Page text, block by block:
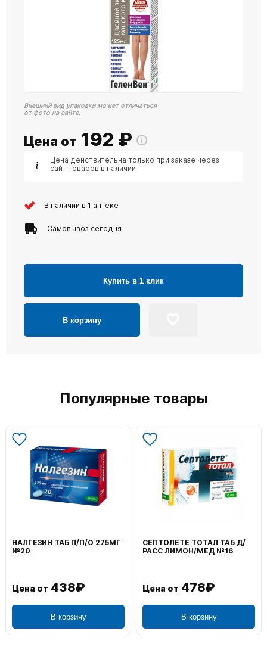
Внешний вид упаковки может отличаться
от фото на сайте.
Цена от 192 ₽
Цена действительна только при заказе через
сайт товаров в наличии
В наличии в 1 аптеке
Самовывоз сегодня
Купить в 1 клик
В корзину
Популярные товары
НАЛГЕЗИН ТАБ П/П/О 275МГ
№20
Цена от 438₽
В корзину
СЕПТОЛЕТЕ ТОТАЛ ТАБ Д/
РАСС ЛИМОН/МЕД №16
Цена от 478₽
В корзину